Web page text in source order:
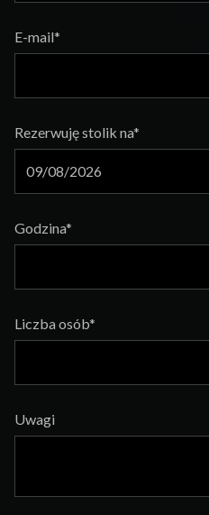
E-mail*
Rezerwuję stolik na*
Godzina*
Liczba osób*
Uwagi